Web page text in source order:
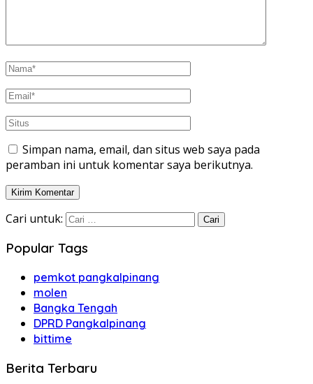
Simpan nama, email, dan situs web saya pada
peramban ini untuk komentar saya berikutnya.
Cari untuk:
Popular Tags
pemkot pangkalpinang
molen
Bangka Tengah
DPRD Pangkalpinang
bittime
Berita Terbaru